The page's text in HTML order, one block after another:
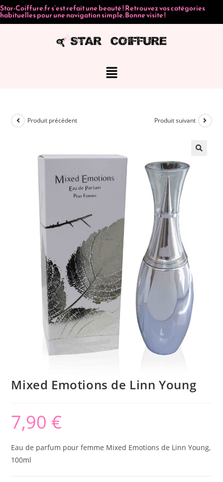
Star-Coiffure.fr s’est refait une beauté ! Retrouvez vos catégories
habituelles pour une navigation simple. Bonne visite !
Produit précédent Produit suivant
Mixed Emotions de Linn Young
7,90 €
Eau de parfum pour femme Mixed Emotions de Linn Young,
100ml